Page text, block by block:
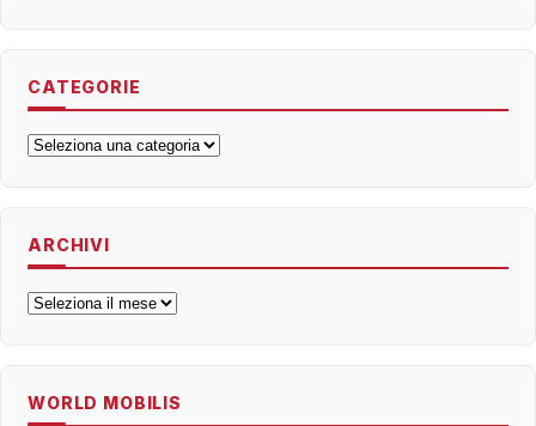
CATEGORIE
Categorie
ARCHIVI
Archivi
WORLD MOBILIS